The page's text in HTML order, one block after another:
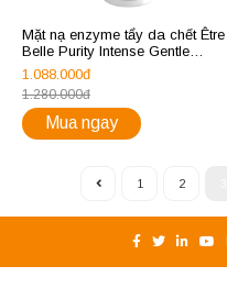
Mặt nạ enzyme tẩy da chết Être
Belle Purity Intense Gentle
Enzyme Scrub & Mask
1.088.000đ
1.280.000đ
Mua ngay
1 2